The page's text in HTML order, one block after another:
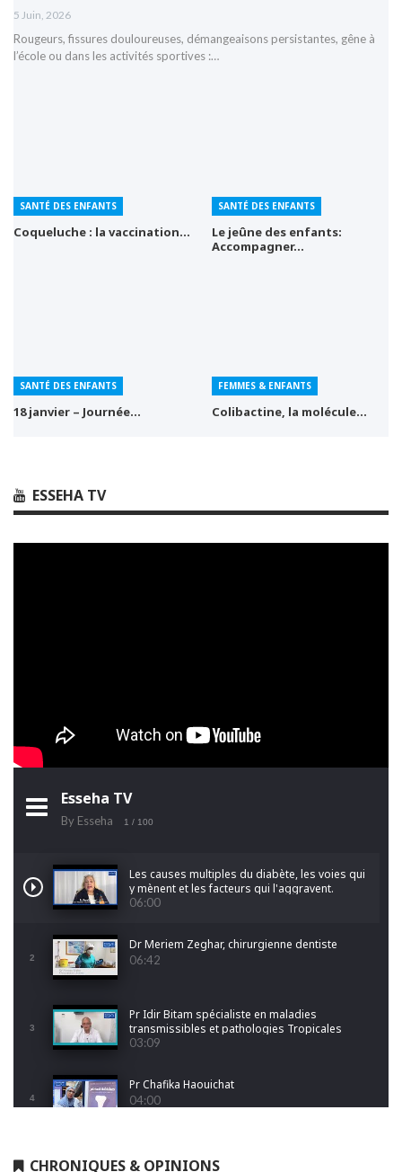
5 Juin, 2026
Rougeurs, fissures douloureuses, démangeaisons persistantes, gêne à
l’école ou dans les activités sportives :…
SANTÉ DES ENFANTS
Coqueluche : la vaccination…
SANTÉ DES ENFANTS
Le jeûne des enfants:
Accompagner…
SANTÉ DES ENFANTS
18 janvier – Journée…
FEMMES & ENFANTS
Colibactine, la molécule…
ESSEHA TV
Esseha TV
By Esseha 1 / 100
Les causes multiples du diabète, les voies qui
y mènent et les facteurs qui l'aggravent.
06:00
2
Dr Meriem Zeghar, chirurgienne dentiste
06:42
3
Pr Idir Bitam spécialiste en maladies
transmissibles et pathologies Tropicales
Emergentes
03:09
4
Pr Chafika Haouichat
04:00
5
CHRONIQUES & OPINIONS